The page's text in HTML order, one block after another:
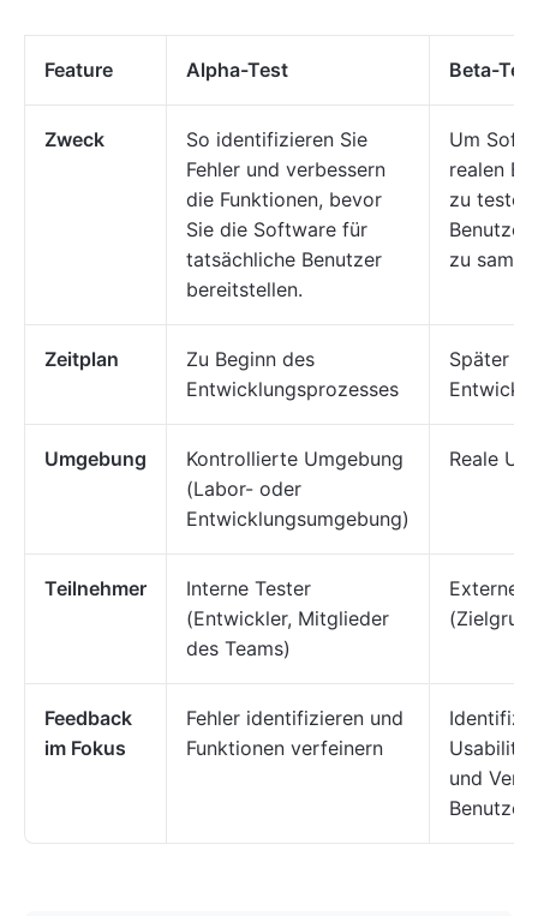
Feature Alpha-Test Beta-
Zweck
So identifizieren Sie
Fehler und verbessern
die Funktionen, bevor
Sie die Software für
tatsächliche Benutzer
bereitstellen.
Um
realen
zu testen
zu
Zeitplan
Zu Beginn des
Entwicklungsprozesses
Später im
Umgebung
Kontrollierte Umgebung
(Labor- oder
Entwicklungsumgebung)
Reale
Teilnehmer
Interne Tester
(Entwickler, Mitglieder
des Teams)
Externe
Feedback
im Fokus
Fehler identifizieren und
Funktionen verfeinern
und